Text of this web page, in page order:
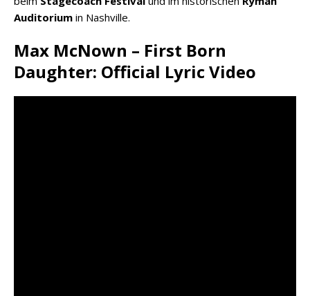
Auditorium in Nashville.
Max McNown – First Born
Daughter: Official Lyric Video